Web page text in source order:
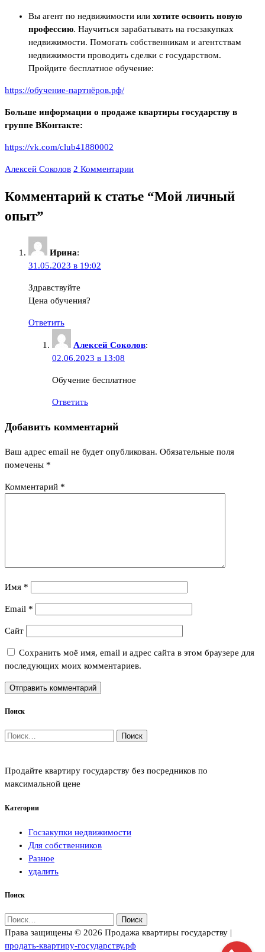
Вы агент по недвижимости или хотите освоить новую
профессию. Научиться зарабатывать на госзакупках
недвижимости. Помогать собственникам и агентствам
недвижимости проводить сделки с государством.
Пройдите бесплатное обучение:
https://обучение-партнёров.рф/
Больше информации о продаже квартиры государству в
группе ВКонтакте:
https://vk.com/club41880002
Алексей Соколов 2 Комментарии
Комментарий к статье “Мой личный
опыт”
Ирина:
31.05.2023 в 19:02
Здравствуйте
Цена обучения?
Ответить
Алексей Соколов:
02.06.2023 в 13:08
Обучение бесплатное
Ответить
Добавить комментарий
Ваш адрес email не будет опубликован. Обязательные поля
помечены *
Комментарий *
Имя *
Email *
Сайт
Сохранить моё имя, email и адрес сайта в этом браузере для
последующих моих комментариев.
Поиск
Найти:
Продайте квартиру государству без посредников по
максимальной цене
Категории
Госзакупки недвижимости
Для собственников
Разное
удалить
Поиск
Найти:
Права защищены © 2026 Продажа квартиры государству |
продать-квартиру-государству.рф